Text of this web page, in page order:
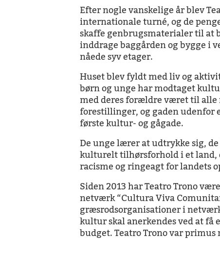
Efter nogle vanskelige år blev
internationale turné, og de
skaffe genbrugsmaterialer til at
inddrage baggården og bygge i
nåede syv etager.
Huset blev fyldt med liv og
børn og unge har modtaget
med deres forældre været til
forestillinger, og gaden udenfor
første kultur- og gågade.
De unge lærer at udtrykke sig,
kulturelt tilhørsforhold i et land,
racisme og ringeagt for landets
Siden 2013 har Teatro Trono
netværk “Cultura Viva
græsrodsorganisationer i
kultur skal anerkendes ved at
budget. Teatro Trono var